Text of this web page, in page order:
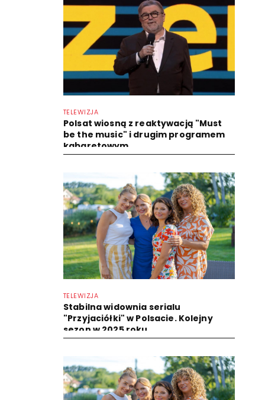
TELEWIZJA
Polsat wiosną z reaktywacją "Must
be the music" i drugim programem
kabaretowym
TELEWIZJA
Stabilna widownia serialu
"Przyjaciółki" w Polsacie. Kolejny
sezon w 2025 roku